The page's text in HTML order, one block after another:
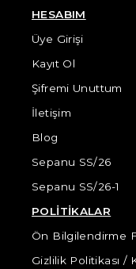
HESABIM
Üye Girişi
Kayıt Ol
Şifremi Unuttum
İletişim
Blog
Sepanu SS/26
Sepanu SS/26-1
POLİTİKALAR
Ön Bilgilendirme
Gizlilik Politikası /